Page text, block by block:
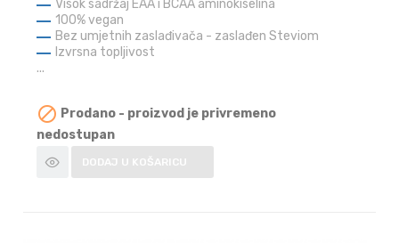
Visok sadržaj EAA i BCAA aminokiselina
100% vegan
Bez umjetnih zaslađivača - zaslađen Steviom
Izvrsna topljivost
...
 Prodano - proizvod je privremeno
nedostupan
DODAJ U KOŠARICU